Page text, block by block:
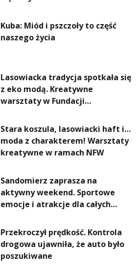
Kuba: Miód i pszczoły to część
naszego życia
Lasowiacka tradycja spotkała się
z eko modą. Kreatywne
warsztaty w Fundacji
Stara koszula, lasowiacki haft i…
moda z charakterem! Warsztaty
kreatywne w ramach NFW
Sandomierz zaprasza na
aktywny weekend. Sportowe
emocje i atrakcje dla całych
Przekroczył prędkość. Kontrola
drogowa ujawniła, że auto było
poszukiwane